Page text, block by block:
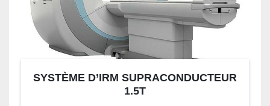
SYSTÈME D’IRM SUPRACONDUCTEUR
1.5T